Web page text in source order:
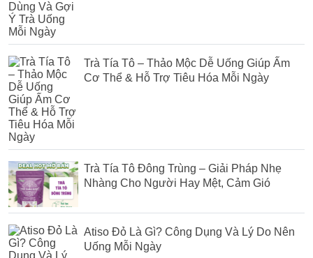
Trà Tía Tô – Thảo Mộc Dễ Uống Giúp Ấm
Cơ Thể & Hỗ Trợ Tiêu Hóa Mỗi Ngày
Trà Tía Tô Đông Trùng – Giải Pháp Nhẹ
Nhàng Cho Người Hay Mệt, Cảm Gió
Atiso Đỏ Là Gì? Công Dụng Và Lý Do Nên
Uống Mỗi Ngày